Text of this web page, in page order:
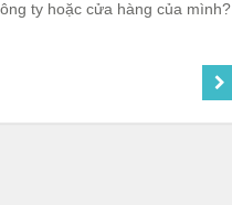
ty hoặc cửa hàng của mình?